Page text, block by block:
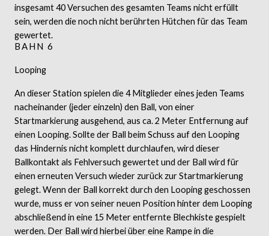
insgesamt 40 Versuchen des gesamten Teams nicht erfüllt
sein, werden die noch nicht berührten Hütchen für das Team
gewertet.
BAHN 6
Looping
An dieser Station spielen die 4 Mitglieder eines jeden Teams
nacheinander (jeder einzeln) den Ball, von einer
Startmarkierung ausgehend, aus ca. 2 Meter Entfernung auf
einen Looping. Sollte der Ball beim Schuss auf den Looping
das Hindernis nicht komplett durchlaufen, wird dieser
Ballkontakt als Fehlversuch gewertet und der Ball wird für
einen erneuten Versuch wieder zurück zur Startmarkierung
gelegt. Wenn der Ball korrekt durch den Looping geschossen
wurde, muss er von seiner neuen Position hinter dem Looping
abschließend in eine 15 Meter entfernte Blechkiste gespielt
werden. Der Ball wird hierbei über eine Rampe in die